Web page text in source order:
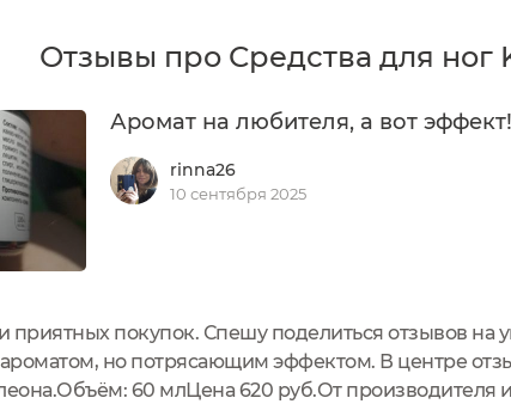
Отзывы про Средства для ног
Аромат на любителя, а вот эффект!
rinna26
10 сентября 2025
приятных покупок. Спешу поделиться отзывов на
но потрясающим эффектом. В центре
60 млЦена 620 руб.От производителя